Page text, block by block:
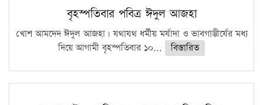
বৃহস্পতিবার পবিত্র ঈদুল আজহা
খোশ আমদেদ ঈদুল আজহা। যথাযথ ধর্মীয় মর্যাদা ও ভাবগাম্ভীর্যের মধ্য
দিয়ে আগামী বৃহস্পতিবার ১০...
বিস্তারিত